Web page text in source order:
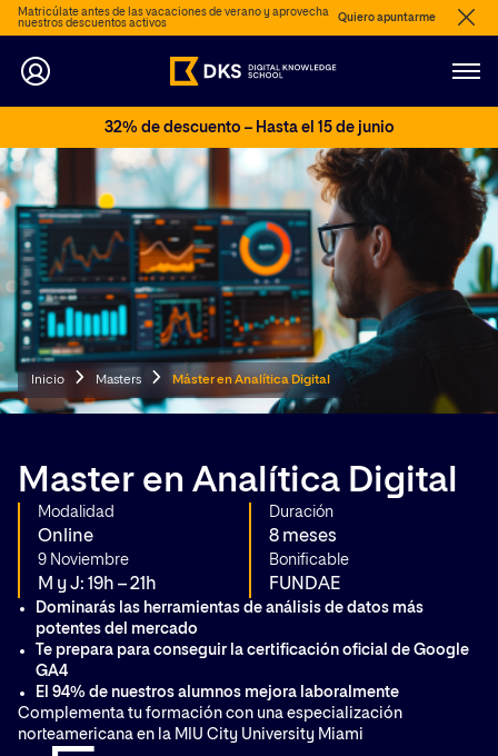
Matricúlate antes de las vacaciones de verano y aprovecha
nuestros descuentos activos
Quiero apuntarme
32% de descuento – Hasta el 15 de junio
Inicio Masters Máster en Analítica Digital
Master en Analítica Digital
Modalidad
Online
Duración
8 meses
9 Noviembre
M y J: 19h – 21h
Bonificable
FUNDAE
Dominarás las herramientas de análisis de datos más
potentes del mercado
Te prepara para conseguir la certificación oficial de Google
GA4
El 94% de nuestros alumnos mejora laboralmente
Complementa tu formación con una especialización
norteamericana en la MIU City University Miami